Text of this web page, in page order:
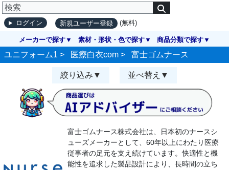
ログイン 新規ユーザー登録 (無料)
メーカーで探す 素材・形状・色で探す 商品分類で探す
ユニフォーム1 > 医療白衣com > 富士ゴムナース
絞り込み 並べ替え
富士ゴムナース株式会社は、日本初のナースシ
ューズメーカーとして、60年以上にわたり医療
従事者の足元を支え続けています。快適性と機
能性を追求した製品設計により、長時間の立ち